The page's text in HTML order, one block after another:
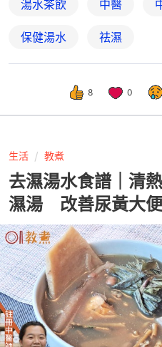
湯水茶飲 中醫
保健湯水 祛濕
8 0
生活 教煮
去濕湯水食譜｜清
濕湯 改善尿黃大